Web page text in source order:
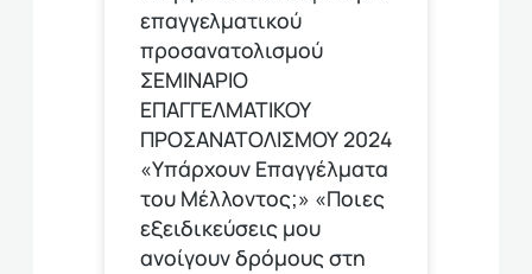
επαγγελματικού
προσανατολισμού
ΣΕΜΙΝΑΡΙΟ
ΕΠΑΓΓΕΛΜΑΤΙΚΟΥ
ΠΡΟΣΑΝΑΤΟΛΙΣΜΟΥ 2024
«Υπάρχουν Επαγγέλματα
του Μέλλοντος;» «Ποιες
εξειδικεύσεις μου
ανοίγουν δρόμους στη